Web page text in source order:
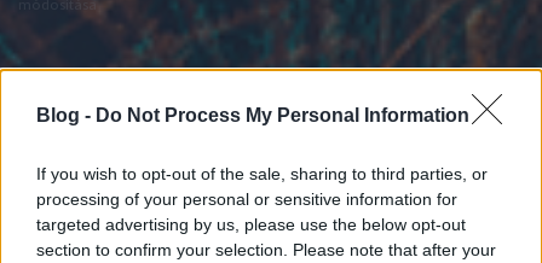
Blog - Do Not Process My Personal Information
If you wish to opt-out of the sale, sharing to third parties, or
processing of your personal or sensitive information for
targeted advertising by us, please use the below opt-out
section to confirm your selection. Please note that after your
módosítása